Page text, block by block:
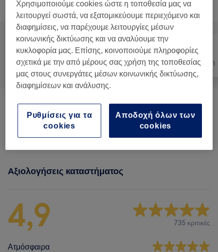
Αναζήτηση υπηρεσιών
Όλα Νύχια Αποτρίχωση
Πεντικιούρ Και Θεραπείες Ποδιών
Αξιολογήσεις καταστήματος
4,9 735 κριτικές
Ατμόσφαιρα
Χρησιμοποιούμε cookies ώστε η τοποθεσία μας να
λειτουργεί σωστά, να εξατομικεύουμε περιεχόμενο και
διαφημίσεις, να παρέχουμε λειτουργίες μέσων
κοινωνικής δικτύωσης και να αναλύουμε την
κυκλοφορία μας. Επίσης, κοινοποιούμε πληροφορίες
σχετικά με την από μέρους σας χρήση της τοποθεσίας
μας στους συνεργάτες μέσων κοινωνικής δικτύωσης,
διαφημίσεων και ανάλυσης.
Αποδοχή όλων των
cookies
Ρυθμίσεις για τα
cookies